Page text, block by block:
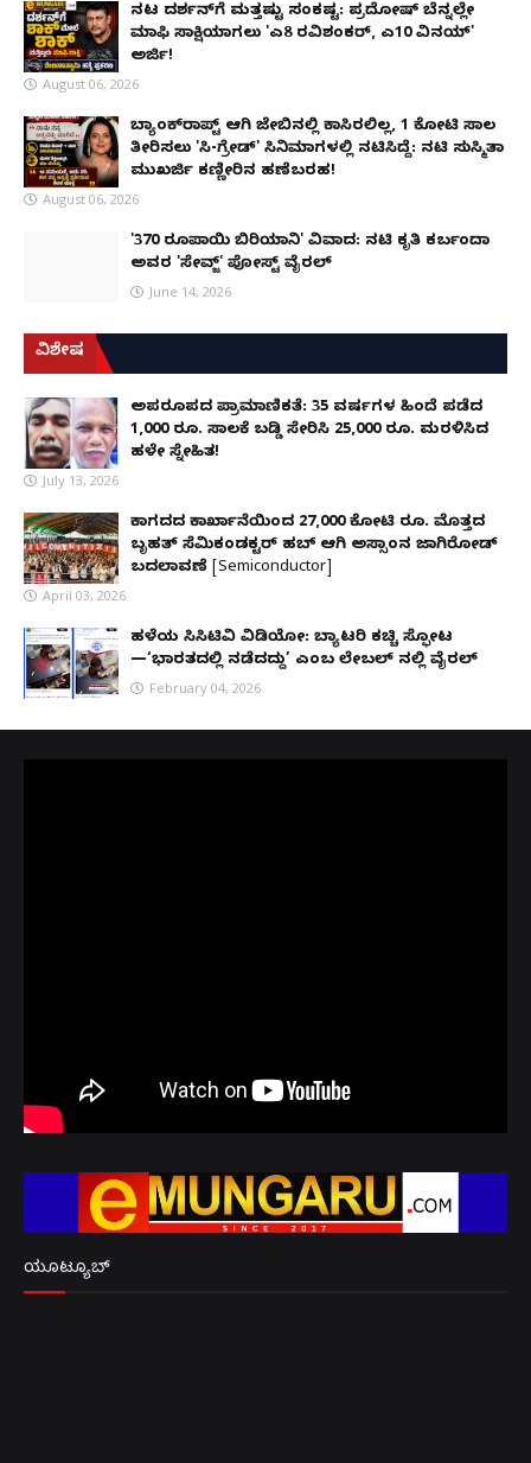
ನಟ ದರ್ಶನ್‌ಗೆ ಮತ್ತಷ್ಟು ಸಂಕಷ್ಟ: ಪ್ರದೋಷ್ ಬೆನ್ನಲ್ಲೇ
ಮಾಫಿ ಸಾಕ್ಷಿಯಾಗಲು 'ಎ8 ರವಿಶಂಕರ್, ಎ10 ವಿನಯ್'
ಅರ್ಜಿ!
August 06, 2026
ಬ್ಯಾಂಕ್‌ರಾಪ್ಟ್‌ ಆಗಿ ಜೇಬಿನಲ್ಲಿ ಕಾಸಿರಲಿಲ್ಲ, ₹1 ಕೋಟಿ ಸಾಲ
ತೀರಿಸಲು 'ಸಿ-ಗ್ರೇಡ್' ಸಿನಿಮಾಗಳಲ್ಲಿ ನಟಿಸಿದ್ದೆ: ನಟಿ ಸುಸ್ಮಿತಾ
ಮುಖರ್ಜಿ ಕಣ್ಣೀರಿನ ಹಣೆಬರಹ!
August 06, 2026
'370 ರೂಪಾಯಿ ಬಿರಿಯಾನಿ' ವಿವಾದ: ನಟಿ ಕೃತಿ ಕರ್ಬಂದಾ
ಅವರ 'ಸೇವ್ಜ್' ಪೋಸ್ಟ್ ವೈರಲ್
June 14, 2026
ವಿಶೇಷ
ಅಪರೂಪದ ಪ್ರಾಮಾಣಿಕತೆ: 35 ವರ್ಷಗಳ ಹಿಂದೆ ಪಡೆದ
1,000 ರೂ. ಸಾಲಕ್ಕೆ ಬಡ್ಡಿ ಸೇರಿಸಿ 25,000 ರೂ. ಮರಳಿಸಿದ
ಹಳೇ ಸ್ನೇಹಿತ!
July 13, 2026
ಕಾಗದದ ಕಾರ್ಖಾನೆಯಿಂದ 27,000 ಕೋಟಿ ರೂ. ಮೊತ್ತದ
ಬೃಹತ್ ಸೆಮಿಕಂಡಕ್ಟರ್ ಹಬ್ ಆಗಿ ಅಸ್ಸಾಂನ ಜಾಗಿರೋಡ್
ಬದಲಾವಣೆ [Semiconductor]
April 03, 2026
ಹಳೆಯ ಸಿಸಿಟಿವಿ ವಿಡಿಯೋ: ಬ್ಯಾಟರಿ ಕಚ್ಚಿ ಸ್ಫೋಟ
—‘ಭಾರತದಲ್ಲಿ ನಡೆದದ್ದು’ ಎಂಬ ಲೇಬಲ್ ನಲ್ಲಿ ವೈರಲ್
February 04, 2026
ಯೂಟ್ಯೂಬ್